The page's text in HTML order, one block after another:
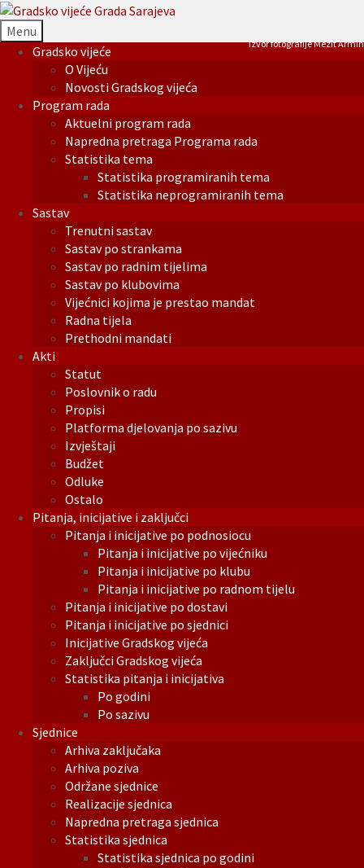
Menu
Gradsko vijeće
O Vijeću
Novosti Gradskog vijeća
Program rada
Aktuelni program rada
Napredna pretraga Programa rada
Statistika tema
Statistika programiranih tema
Statistika neprogramiranih tema
Sastav
Trenutni sastav
Sastav po strankama
Sastav po radnim tijelima
Sastav po klubovima
Vijećnici kojima je prestao mandat
Radna tijela
Prethodni mandati
Akti
Statut
Poslovnik o radu
Propisi
Platforma djelovanja po sazivu
Izvještaji
Budžet
Odluke
Ostalo
Pitanja, inicijative i zaključci
Pitanja i inicijative po podnosiocu
Pitanja i inicijative po vijećniku
Pitanja i inicijative po klubu
Pitanja i inicijative po radnom tijelu
Pitanja i inicijative po dostavi
Pitanja i inicijative po sjednici
Inicijative Gradskog vijeća
Zaključci Gradskog vijeća
Statistika pitanja i inicijativa
Po godini
Po sazivu
Sjednice
Arhiva zaključaka
Arhiva poziva
Održane sjednice
Realizacije sjednica
Napredna pretraga sjednica
Statistika sjednica
Statistika sjednica po godini
Izvor fotografije Mezit Armin